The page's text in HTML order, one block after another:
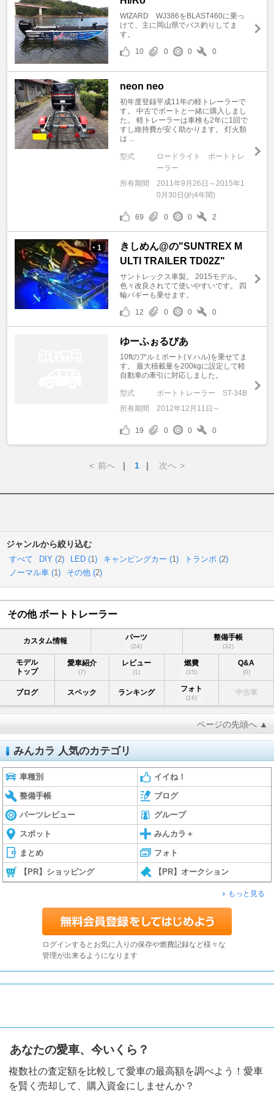
WIZARD WJ386をBLAST460に乗っ
けて、主に岡山県でバス釣りしてま
す。
10
0 0 0
neon neo
初年度登録平成11年の軽トレーラーで
す。 中古でボートと一緒に購入しまし
た。 軽トレーラーは車検も2年に1回で
すし維持費が安く助かります。 灯火類
は ...
型式
ロードライト ボートトレ
ーラー
所有期間
2011年9月26日～2015年1
0月30日(約4年間)
69 0 0 2
+ 1
きしめん@の"SUNTREX M
ULTI TRAILER TD02Z"
サントレックス車製。 2015モデル。
色々改良されてて使いやすいです。 四
輪バギーも乗せます。
12
0 0 0
ゆーふぉるびあ
10ftのアルミボート(Ｖハル)を乗せてま
す。 最大積載量を200kgに設定して軽
自動車の牽引に対応しました。
型式
ボートトレーラー ST-34B
所有期間
2012年12月11日～
19 0 0 0
< 前へ ｜ 1 ｜ 次へ >
ジャンルから絞り込む
すべて DIY (2) LED (1 ) キャンピングカー (1 ) トランポ (2)
ノーマル車 (1 ) その他 (2)
その他 ボートトレーラー
カスタム情報 パーツ
(24)
整備手帳
(32)
モデル
トップ
愛車紹介
(7)
レビュー
(1)
燃費
(15)
Q&A
(0)
ブログ スペック ランキング フォト
(16)
中古車
ページの先頭へ ▲
みんカラ 人気のカテゴリ
車種別 イイね！
整備手帳 ブログ
パーツレビュー グループ
スポット みんカラ＋
まとめ フォト
【PR】ショッピング 【PR】オークション
もっと見る
ログインするとお気に入りの保存や燃費記録など様々な
管理が出来るようになります
あなたの愛車、今いくら？
複数社の査定額を比較して愛車の最高額を調べよう！愛車
を賢く売却して、購入資金にしませんか？